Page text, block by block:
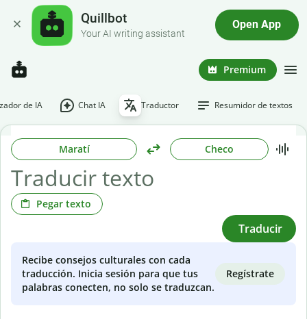
Quillbot
Your AI writing assistant
Open App
Premium
de IA Chat IA Traductor Resumidor de textos
Maratí Checo
Pegar texto
Traducir
Recibe consejos culturales con cada
traducción. Inicia sesión para que tus
palabras conecten, no solo se traduzcan.
Regístrate